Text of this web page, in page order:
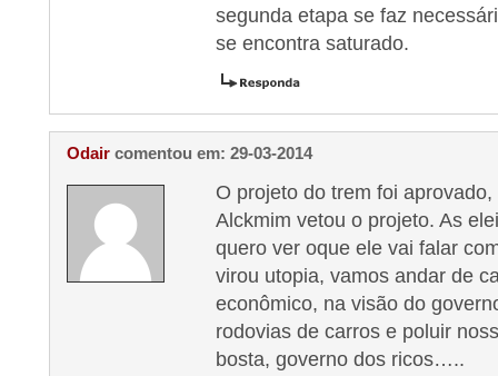
segunda etapa se faz
se encontra saturado.
Odair comentou em: 29-03-2014
O projeto do trem foi
Alckmim vetou o projeto. As
quero ver oque ele vai falar
virou utopia, vamos andar de
econômico, na visão do
rodovias de carros e poluir
bosta, governo dos ricos…..